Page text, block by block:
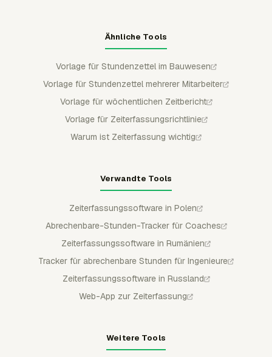
Ähnliche Tools
Vorlage für Stundenzettel im Bauwesen
Vorlage für Stundenzettel mehrerer Mitarbeiter
Vorlage für wöchentlichen Zeitbericht
Vorlage für Zeiterfassungsrichtlinie
Warum ist Zeiterfassung wichtig
Verwandte Tools
Zeiterfassungssoftware in Polen
Abrechenbare-Stunden-Tracker für Coaches
Zeiterfassungssoftware in Rumänien
Tracker für abrechenbare Stunden für Ingenieure
Zeiterfassungssoftware in Russland
Web-App zur Zeiterfassung
Weitere Tools